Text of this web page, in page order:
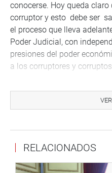
conocerse. Hoy queda
corruptor y esto debe ser
el proceso que lleva
Poder Judicial, con
presiones del poder
a los corruptores y
La lucha de los pueblos del
fortalecido por los justos y
motivan, como son el
como actividad que le
la sociedad.
RELACIONADOS